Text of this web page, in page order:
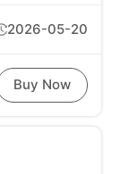
2026-05-20
Buy Now